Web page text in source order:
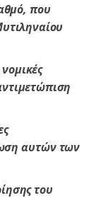
που
αυτών των
του